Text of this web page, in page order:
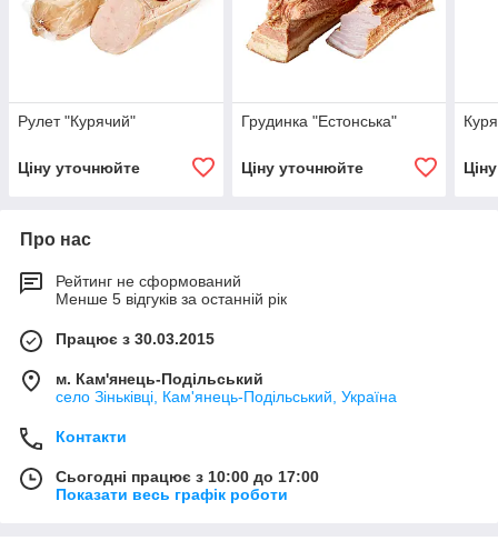
Рулет "Курячий"
Ціну уточнюйте
Грудинка "Естонська"
Ціну уточнюйте
Про нас
Рейтинг не сформований
Менше 5 відгуків за останній рік
Працює з 30.03.2015
м. Кам'янець-Подільський
село Зіньківці, Кам'янець-Подільський, Україна
Контакти
Сьогодні працює з 10:00 до 17:00
Показати весь графік роботи